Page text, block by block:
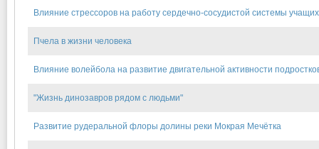
Влияние стрессоров на работу сердечно-сосудистой системы
Пчела в жизни человека
Влияние волейбола на развитие двигательной активности
"Жизнь динозавров рядом с людьми"
Развитие рудеральной флоры долины реки Мокрая Мечётка